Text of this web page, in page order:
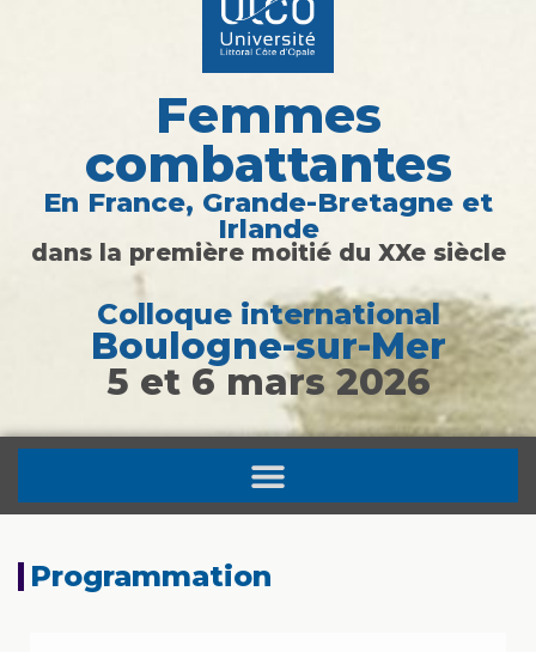
Femmes
combattantes
En France, Grande-Bretagne et
Irlande
dans la première moitié du XXe siècle
Colloque international
Boulogne-sur-Mer​
5 et 6 mars 2026
Programmation